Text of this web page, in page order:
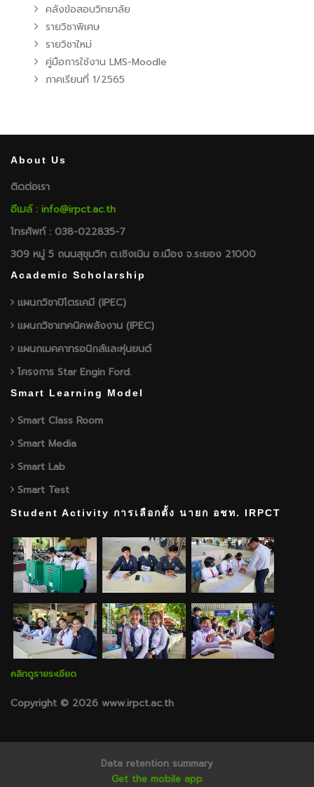
คลังข้อสอบวิทยาลัย
รายวิชาพิเศษ
รายวิชาใหม่
คู่มือการใช้งาน LMS-Moodle
ภาคเรียนที่ 1/2565
About Us
ติดต่อเรา
อีเมล์ : info@irpct.ac.th
โทรศัพท์ : 038-022835-7
309 หมู่ 5 ถนนสุขุมวิท ต.เชิงเนิน อ.เมือง จ.ระยอง 21000
Academic Scholarship
แผนกวิชาปิโตรเคมี (IPEC)
แผนกวิชาเทคนิคพลังงาน (IPEC)
แผนกเมคคาทรอนิกส์และหุ่นยนต์
โครงการ Star Engin Ford.
Smart Learning Model
Smart Class Room
Smart Media
Smart Lab
Smart Test
Student Activity การเลือกตั้ง นายก อชท. IRPCT
คลิกดูรายระเอียด
Copyright © 2026 www.irpct.ac.th
Data retention summary
Get the mobile app